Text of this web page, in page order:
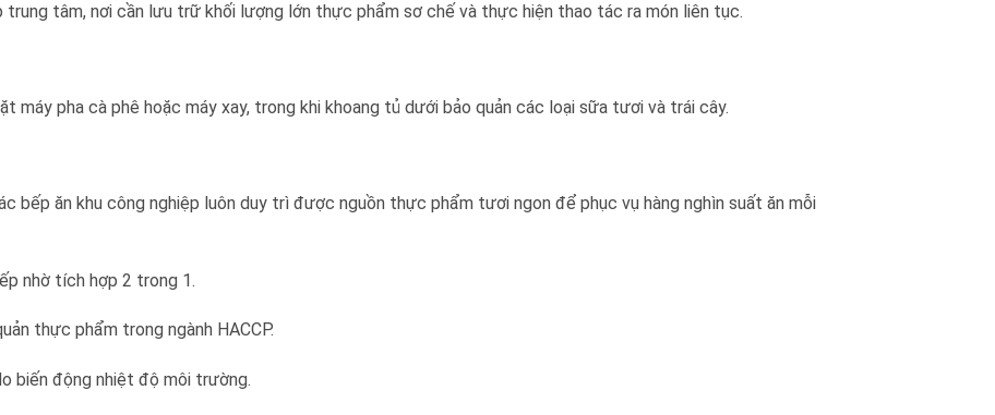
tâm, nơi cần lưu trữ khối lượng lớn thực phẩm sơ chế và thực hiện thao tác ra món liên tục.
máy pha cà phê hoặc máy xay, trong khi khoang tủ dưới bảo quản các loại sữa tươi và trái cây.
bếp ăn khu công nghiệp luôn duy trì được nguồn thực phẩm tươi ngon để phục vụ hàng nghìn suất ăn mỗi
nhờ tích hợp 2 trong 1.
thực phẩm trong ngành HACCP.
biến động nhiệt độ môi trường.